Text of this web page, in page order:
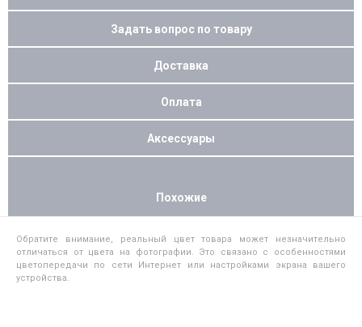
Задать вопрос по товару
Доставка
Оплата
Аксессуары
Похожие
Обратите внимание, реальный цвет товара может незначительно
отличаться от цвета на фотографии. Это связано с особенностями
цветопередачи по сети Интернет или настройками экрана вашего
устройства.